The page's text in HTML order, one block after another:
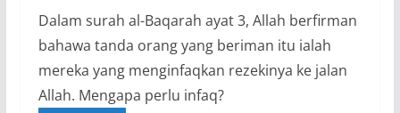
Dalam surah al-Baqarah ayat 3, Allah berfirman
bahawa tanda orang yang beriman itu ialah
mereka yang menginfaqkan rezekinya ke jalan
Allah. Mengapa perlu infaq?